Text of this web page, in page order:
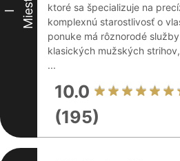
I Miesto
ktoré sa špecializuje na
komplexnú starostlivosť o
ponuke má rôznorodé
klasických mužských
...
10.0
(195)